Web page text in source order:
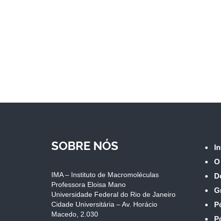
SOBRE NÓS
IMA – Instituto de Macromoléculas
Professora Eloisa Mano
Universidade Federal do Rio de Janeiro
Cidade Universitária – Av. Horácio
Macedo, 2.030